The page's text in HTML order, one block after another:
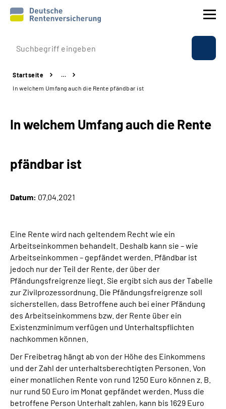
Prävention
Reha
Experten
Über uns & Presse
Suche
Language
Inhalte in Gebärdensprache (DGS)
Leichte Sprache
Mein Kundenportal
Startseite
…
In welchem Umfang auch die Rente pfändbar ist
In welchem Umfang auch die Rente
pfändbar ist
Datum: 07.04.2021
Eine Rente wird nach geltendem Recht wie ein
Arbeitseinkommen behandelt. Deshalb kann sie – wie
Arbeitseinkommen – gepfändet werden. Pfändbar ist
jedoch nur der Teil der Rente, der über der
Pfändungsfreigrenze liegt. Sie ergibt sich aus der Tabelle
zur Zivilprozessordnung. Die Pfändungsfreigrenze soll
sicherstellen, dass Betroffene auch bei einer Pfändung
des Arbeitseinkommens bzw. der Rente über ein
Existenzminimum verfügen und Unterhaltspflichten
nachkommen können.
Der Freibetrag hängt ab von der Höhe des Einkommens
und der Zahl der unterhaltsberechtigten Personen. Von
einer monatlichen Rente von rund 1250 Euro können z. B.
nur rund 50 Euro im Monat gepfändet werden. Muss die
betroffene Person Unterhalt zahlen, kann bis 1629 Euro